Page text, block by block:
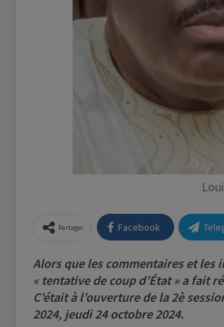
Partager Facebook
Alors que les commentaires et les
« tentative de coup d’État » a fait
C’était à l’ouverture de la 2è
2024, jeudi 24 octobre 2024.